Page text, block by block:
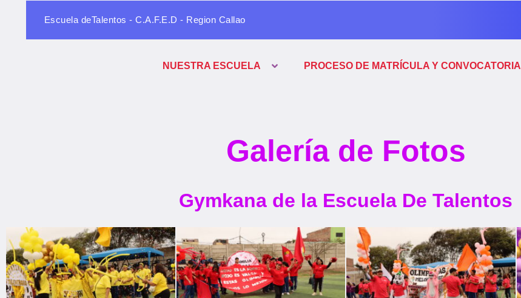
Escuela deTalentos - C.A.F.E.D - Region Callao
NUESTRA ESCUELA PROCESO DE MATRÍCULA Y CONVOCATORIA
Galería de Fotos
Gymkana de la Escuela De Talentos